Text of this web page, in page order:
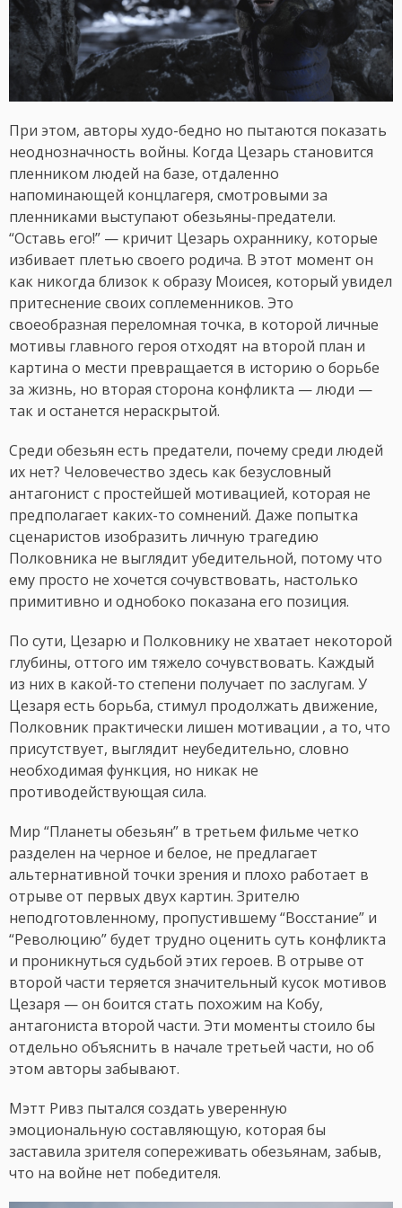
При этом, авторы худо-бедно но пытаются показать
неоднозначность войны. Когда Цезарь становится
пленником людей на базе, отдаленно
напоминающей концлагеря, смотровыми за
пленниками выступают обезьяны-предатели.
“Оставь его!” — кричит Цезарь охраннику, которые
избивает плетью своего родича. В этот момент он
как никогда близок к образу Моисея, который увидел
притеснение своих соплеменников. Это
своеобразная переломная точка, в которой личные
мотивы главного героя отходят на второй план и
картина о мести превращается в историю о борьбе
за жизнь, но вторая сторона конфликта — люди —
так и останется нераскрытой.
Среди обезьян есть предатели, почему среди людей
их нет? Человечество здесь как безусловный
антагонист с простейшей мотивацией, которая не
предполагает каких-то сомнений. Даже попытка
сценаристов изобразить личную трагедию
Полковника не выглядит убедительной, потому что
ему просто не хочется сочувствовать, настолько
примитивно и однобоко показана его позиция.
По сути, Цезарю и Полковнику не хватает некоторой
глубины, оттого им тяжело сочувствовать. Каждый
из них в какой-то степени получает по заслугам. У
Цезаря есть борьба, стимул продолжать движение,
Полковник практически лишен мотивации , а то, что
присутствует, выглядит неубедительно, словно
необходимая функция, но никак не
противодействующая сила.
Мир “Планеты обезьян” в третьем фильме четко
разделен на черное и белое, не предлагает
альтернативной точки зрения и плохо работает в
отрыве от первых двух картин. Зрителю
неподготовленному, пропустившему “Восстание” и
“Революцию” будет трудно оценить суть конфликта
и проникнуться судьбой этих героев. В отрыве от
второй части теряется значительный кусок мотивов
Цезаря — он боится стать похожим на Кобу,
антагониста второй части. Эти моменты стоило бы
отдельно объяснить в начале третьей части, но об
этом авторы забывают.
Мэтт Ривз пытался создать уверенную
эмоциональную составляющую, которая бы
заставила зрителя сопереживать обезьянам, забыв,
что на войне нет победителя.